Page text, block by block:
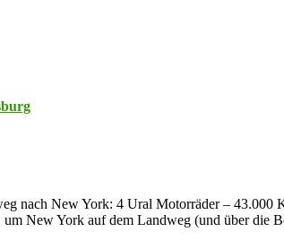
nach New York: 4 Ural Motorräder – 43.000
New York auf dem Landweg (und über die